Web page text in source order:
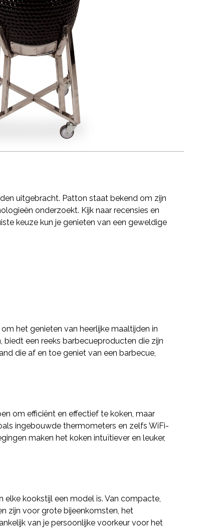
uitgebracht. Patton staat bekend om zijn
onderzoekt. Kijk naar recensies en
keuze kun je genieten van een geweldige
het genieten van heerlijke maaltijden in
een reeks barbecueproducten die zijn
die af en toe geniet van een barbecue,
om efficiënt en effectief te koken, maar
ingebouwde thermometers en zelfs WiFi-
maken het koken intuïtiever en leuker,
kookstijl een model is. Van compacte,
zijn voor grote bijeenkomsten, het
van je persoonlijke voorkeur voor het